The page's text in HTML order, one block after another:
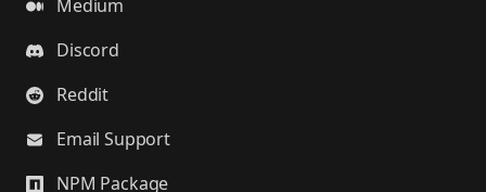
Medium
Discord
Reddit
Email Support
NPM Package